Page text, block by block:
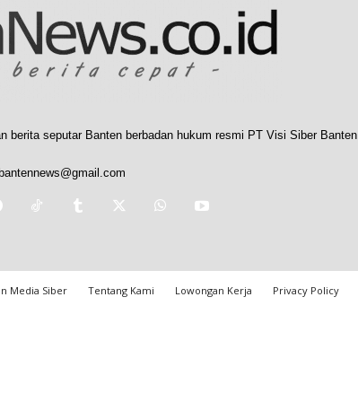
berita seputar Banten berbadan hukum resmi PT Visi Siber Banten
Media Siber Tentang Kami Lowongan Kerja Privacy Policy